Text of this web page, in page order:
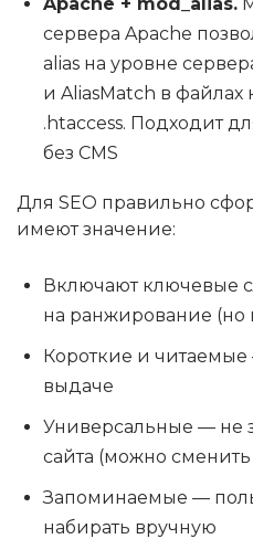
сервера Apache
alias на уровне
и AliasMatch в
.htaccess. Подходит
без CMS
Для SEO правильно
имеют значение:
Включают ключевые
на ранжирование (но
Короткие и
выдаче
Универсальные — не
сайта (можно сменить
Запоминаемые —
набирать вручную